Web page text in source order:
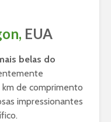
EUA
belas do
km de comprimento
impressionantes